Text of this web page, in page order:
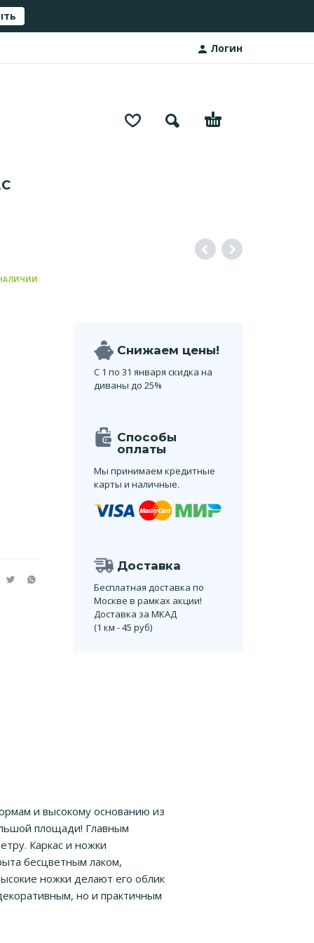
Логин
Снижаем цены!
С 1 по 31 января скидка на
диваны до 25%
Способы
оплаты
Мы принимаем кредитные
карты и наличные.
Доставка
Бесплатная доставка по
Москве в рамках акции!
Доставка за МКАД
(1 км - 45 руб)
и высокому основанию из
площади! Главным
Каркас и ножки
бесцветным лаком,
ножки делают его облик
но и практичным